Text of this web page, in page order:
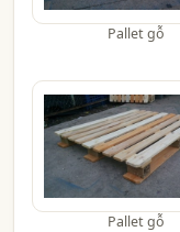
Pallet gỗ
Pallet gỗ